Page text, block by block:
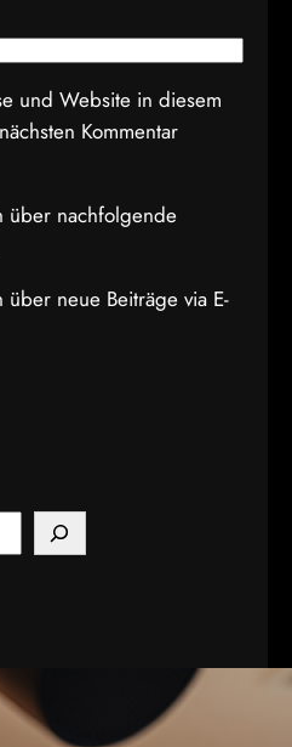
und Website in diesem
Kommentar
über nachfolgende
über neue Beiträge via E-